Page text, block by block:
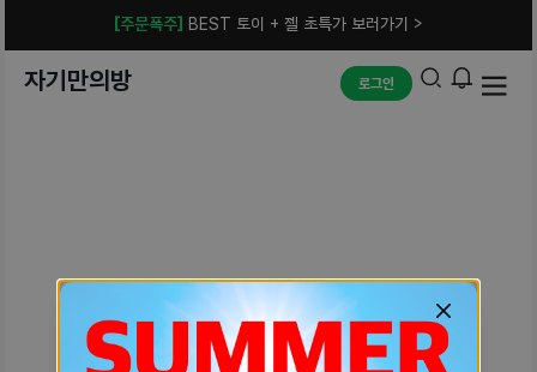
[주문폭주] BEST 토이 + 젤 초특가 보러가기 >
자기만의방 로그인